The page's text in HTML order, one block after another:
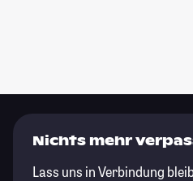
Nichts mehr
Lass uns in Verbindung